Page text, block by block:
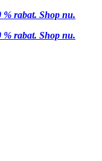
% rabat. Shop nu.
% rabat. Shop nu.